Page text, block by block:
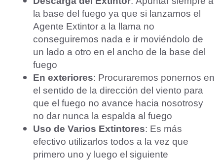
la base del fuego ya que si lanzamos el
Agente Extintor a la llama no
conseguiremos nada e ir moviéndolo de
un lado a otro en el ancho de la base del
fuego
En exteriores: Procuraremos ponernos en
el sentido de la dirección del viento para
que el fuego no avance hacia nosotrosy
no dar nunca la espalda al fuego
Uso de Varios Extintores: Es más
efectivo utilizarlos todos a la vez que
primero uno y luego el siguiente